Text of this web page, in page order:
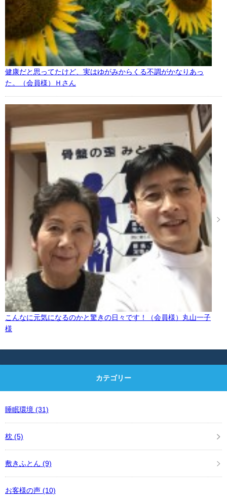
健康だと思ってたけど、実はゆがみからくる不調がかなりあっ
た。（会員様）Ｈさん
こんなに元気になるのかと驚きの日々です！（会員様）丸山一子
様
カテゴリー
睡眠環境 (31)
枕 (5)
敷きふとん (9)
お客様の声 (10)